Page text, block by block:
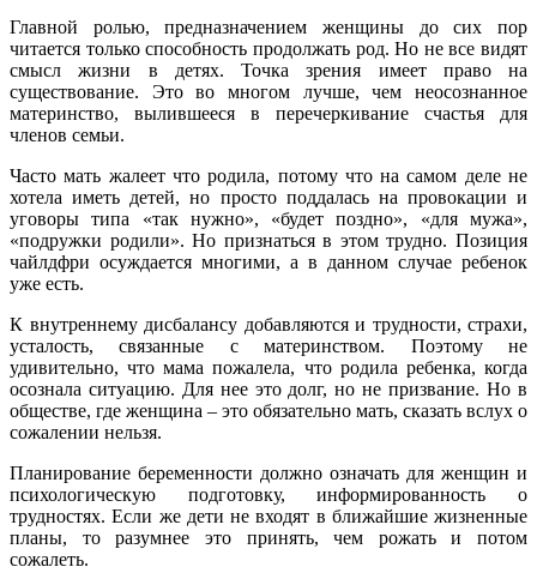
Главной ролью, предназначением женщины до сих пор
читается только способность продолжать род. Но не все видят
смысл жизни в детях. Точка зрения имеет право на
существование. Это во многом лучше, чем неосознанное
материнство, вылившееся в перечеркивание счастья для
членов семьи.
Часто мать жалеет что родила, потому что на самом деле не
хотела иметь детей, но просто поддалась на провокации и
уговоры типа «так нужно», «будет поздно», «для мужа»,
«подружки родили». Но признаться в этом трудно. Позиция
чайлдфри осуждается многими, а в данном случае ребенок
уже есть.
К внутреннему дисбалансу добавляются и трудности, страхи,
усталость, связанные с материнством. Поэтому не
удивительно, что мама пожалела, что родила ребенка, когда
осознала ситуацию. Для нее это долг, но не призвание. Но в
обществе, где женщина – это обязательно мать, сказать вслух о
сожалении нельзя.
Планирование беременности должно означать для женщин и
психологическую подготовку, информированность о
трудностях. Если же дети не входят в ближайшие жизненные
планы, то разумнее это принять, чем рожать и потом
сожалеть.